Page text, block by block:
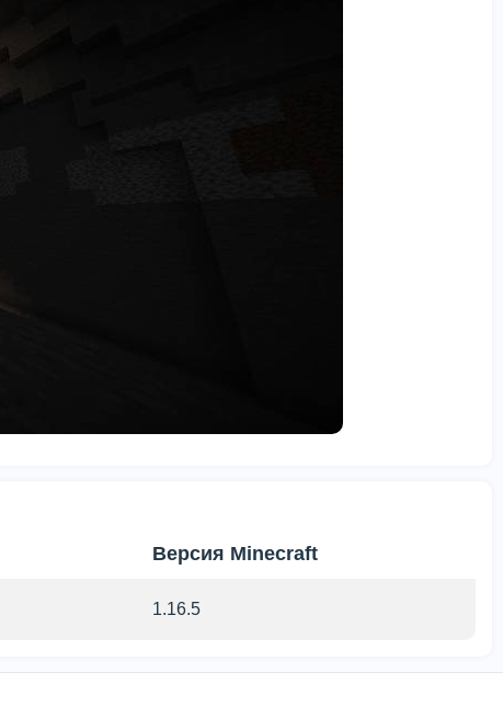
Версия Minecraft
1.16.5